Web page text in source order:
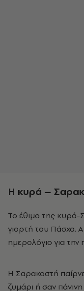
Η κυρά –
Το έθιμο της κυρά-
γιορτή του Πάσχα.
ημερολόγιο για
Η Σαρακοστή
ζυμάρι ή σαν